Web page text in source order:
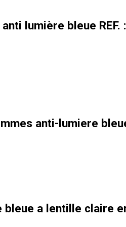
lumière bleue REF.
anti-lumiere
a lentille claire